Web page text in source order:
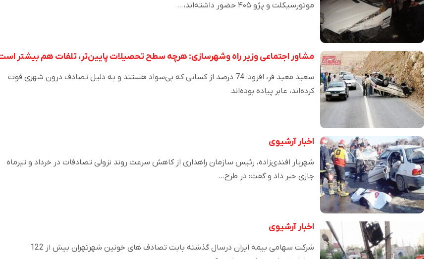
موتورسیکلت و پژو ۴۰۵ حضور داشته‌اند،…
مشاور اجتماعی وزیر راه وشهرسازی: هرچه سطح تحصیلات پایین‌تر، تلفات هم بیشتر
سعید معید فر، افزود: 74 درصد از کسانی که بی‌سواد هستند و به دلیل تصادف درون‌ شهری فوت
کرده‌اند، عابر پیاده بوده‌اند
اخبار آرشیوی
شهریار افندی‌زاده، رئیس سازمان راهداری از کاهش سرعت روند نزولی تصادفات در خرداد و تیرماه
جاری‌ خبر داد و گفت: در طرح…
اخبار آرشیوی
شرکت سهامی بیمه ایران درسال گذشته بابت تصادف های خونین شهرتهران بیش از 122